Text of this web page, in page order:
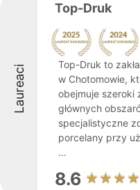
Laureaci
Top-Druk
Top-Druk to
w Chotomowie,
obejmuje szeroki
głównych
specjalistyczne
porcelany przy
...
8.6